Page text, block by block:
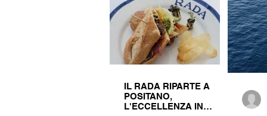
Giuria di speciali
IL RADA RIPARTE A
POSITANO,
L'ECCELLENZA IN